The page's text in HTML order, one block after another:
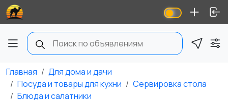
Главная
Для дома и дачи
Посуда и товары для кухни
Сервировка стола
Блюда и салатники